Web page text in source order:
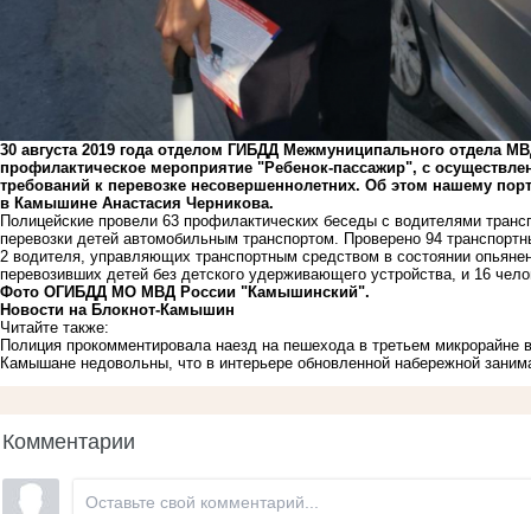
30 августа 2019 года отделом ГИБДД Межмуниципального отдела
профилактическое мероприятие "Ребенок-пассажир", с
требований к перевозке несовершеннолетних. Об этом нашему
в Камышине Анастасия Черникова.
Полицейские провели 63 профилактических беседы с водителями
перевозки детей автомобильным транспортом. Проверено 94
2 водителя, управляющих транспортным средством в состоянии
перевозивших детей без детского удерживающего устройства, и 16
Фото ОГИБДД МО МВД России "Камышинский".
Новости на Блoкнoт-Камышин
Читайте также:
Полиция прокомментировала наезд на пешехода в третьем микрорайне
Камышане недовольны, что в интерьере обновленной набережной
Комментарии